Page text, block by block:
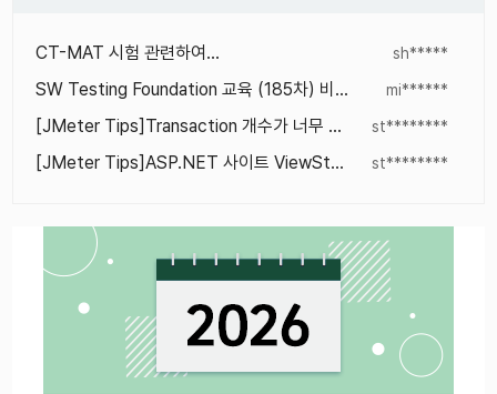
CT-MAT 시험 관련하여… sh*****
SW Testing Foundation 교육 (185차) 비용에 관한 문의 mi******
[JMeter Tips]Transaction 개수가 너무 많아서 그래프가 제대로 보이지 않을 때 st********
[JMeter Tips]ASP.NET 사이트 ViewState Correlation 처리 st********